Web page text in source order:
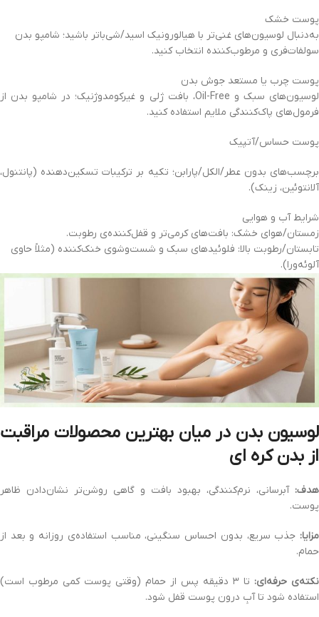
پوست خشک
به‌دنبال لوسیون‌های غنی‌تر با هیالورونیک اسید/شی‌باتر باشید؛ شامپو بدن
سولفات‌فری و مرطوب‌کننده انتخاب کنید.
پوست چرب یا مستعد جوش بدن
لوسیون‌های سبک و Oil-Free، بافت ژلی و غیرکومدوژنیک؛ در شامپو بدن از
فرمول‌های پاک‌کنندگی ملایم استفاده کنید.
پوست حساس/آتپیک
برچسب‌های بدون عطر/الکل/پارابن؛ تکیه بر ترکیبات تسکین‌دهنده (پانتنول،
آلانتوئین، زینک).
شرایط آب‌ و هوایی
زمستان/هوای خشک: بافت‌های کرمی‌تر و قفل‌کننده‌ی رطوبت.
تابستان/رطوبت بالا: فلوئیدهای سبک و شست‌وشوی خنک‌کننده (مثلاً حاوی
آلوئه‌ورا).
لوسیون بدن در میان بهترین محصولات مراقبت
از بدن کره‌ ای
هدف: آبرسانی، نرم‌کنندگی، بهبود بافت و گاهی روشن‌تر نشان‌دادن ظاهر
پوست.
مزایا: جذب سریع، بدون احساس سنگینی، مناسب استفاده‌ی روزانه و بعد از
حمام.
نکته‌ی حرفه‌ای:
تا ۳ دقیقه پس از حمام (وقتی پوست کمی مرطوب است)
استفاده شود تا آبِ درون پوست قفل شود.